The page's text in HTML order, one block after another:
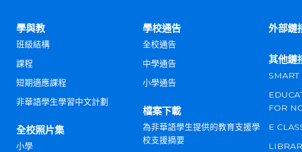
學與教
班級結構
課程
短期適應課程
非華語學生學習中文計劃
全校照片集
小學
學校通告
全校通告
中學通告
小學通告
檔案下載
為非華語學生提供的教育支援學
校支援摘要
外部鏈
其他鏈
SMART
FOR
E